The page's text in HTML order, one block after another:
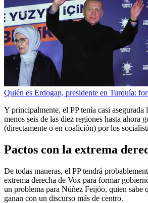
Quién es Erdogan, presidente en Turquía:
Y principalmente, el PP tenía casi asegurada
menos seis de las diez regiones hasta ahora
(directamente o en coalición) por los
Pactos con la extrema
De todas maneras, el PP tendrá
extrema derecha de Vox para formar
un problema para Núñez Feijóo, quien sabe
ganan con un discurso más de centro.